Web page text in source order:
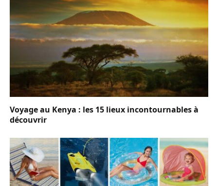
Voyage au Kenya : les 15 lieux incontournables à
découvrir